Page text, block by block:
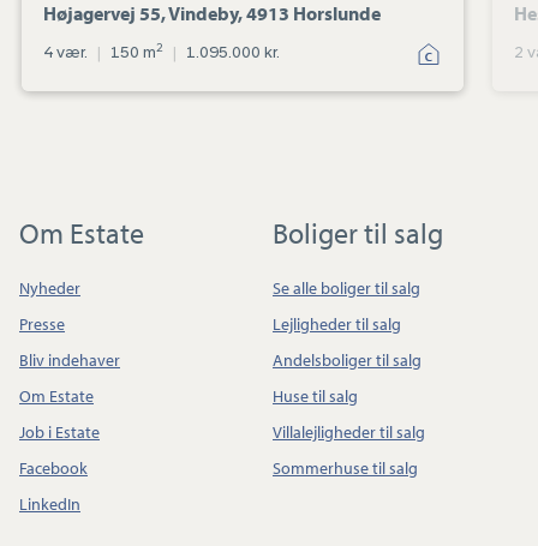
Højagervej 55, Vindeby, 4913 Horslunde
4 vær. | 150 m2 | 1.095.000 kr. 2
Om Estate
Nyheder
Presse
Bliv indehaver
Om Estate
Job i Estate
Facebook
LinkedIn
Boliger til salg
Se alle boliger til salg
Lejligheder til salg
Andelsboliger til salg
Huse til salg
Villalejligheder til salg
Sommerhuse til salg